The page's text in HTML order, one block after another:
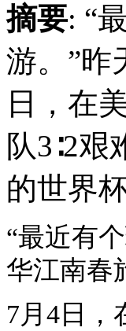
摘要: “
游。”昨
日，在
队3∶2
的世界
“最近有
华江南春
7月4日，